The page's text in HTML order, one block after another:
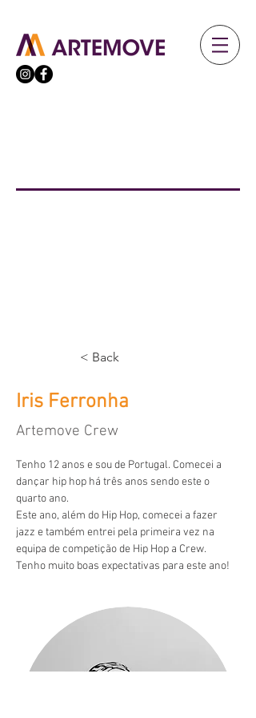
< Back
Iris Ferronha
Artemove Crew
Tenho 12 anos e sou de Portugal. Comecei a
dançar hip hop há três anos sendo este o
quarto ano.
Este ano, além do Hip Hop, comecei a fazer
jazz e também entrei pela primeira vez na
equipa de competição de Hip Hop a Crew.
Tenho muito boas expectativas para este ano!